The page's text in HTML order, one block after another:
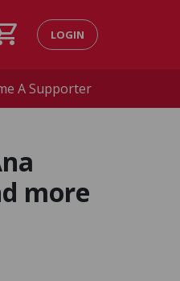
LOGIN
A Supporter
more